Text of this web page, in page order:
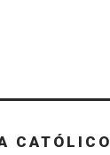
CATÓLICO